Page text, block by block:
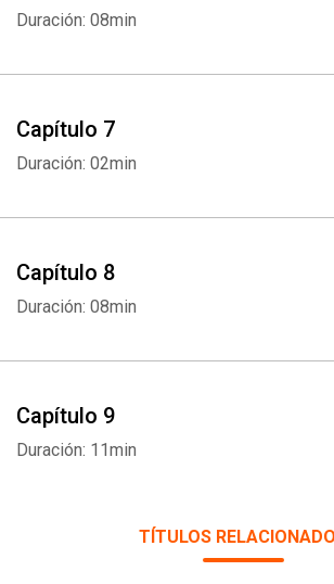
Duración: 08min
Capítulo 7
Duración: 02min
Capítulo 8
Duración: 08min
Capítulo 9
Duración: 11min
TÍTULOS